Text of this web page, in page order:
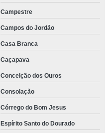
Campestre
Campos do Jordão
Casa Branca
Caçapava
Conceição dos Ouros
Consolação
Córrego do Bom Jesus
Espírito Santo do Dourado